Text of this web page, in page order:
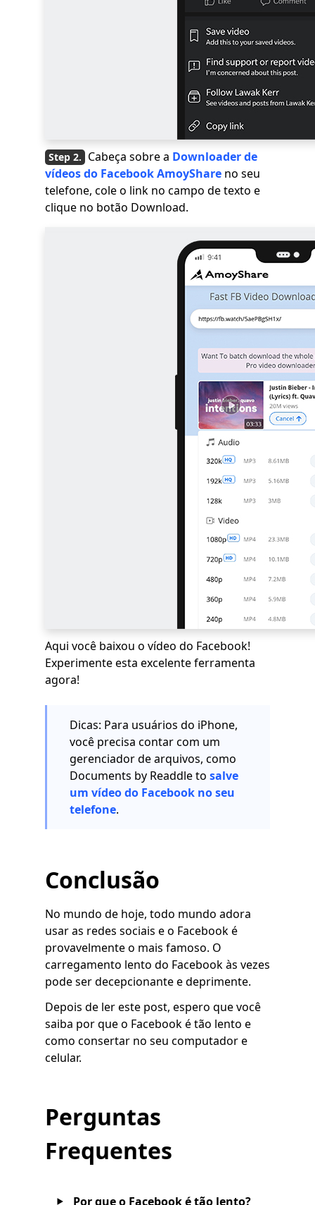
Cabeça sobre a Downloader de
vídeos do Facebook AmoyShare no seu
telefone, cole o link no campo de texto e
clique no botão Download.
Aqui você baixou o vídeo do Facebook!
Experimente esta excelente ferramenta
agora!
Dicas: Para usuários do iPhone,
você precisa contar com um
gerenciador de arquivos, como
Documents by Readdle to salve
um vídeo do Facebook no seu
telefone.
Conclusão
No mundo de hoje, todo mundo adora
usar as redes sociais e o Facebook é
provavelmente o mais famoso. O
carregamento lento do Facebook às vezes
pode ser decepcionante e deprimente.
Depois de ler este post, espero que você
saiba por que o Facebook é tão lento e
como consertar no seu computador e
celular.
Perguntas
Frequentes
Por que o Facebook é tão lento?